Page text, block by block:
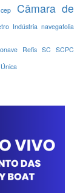
Câmara de
Indústria navegafolia
Refis SC SCPC